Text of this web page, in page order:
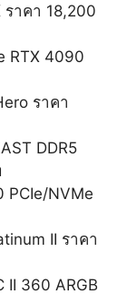
ราคา 18,200
RTX 4090
ราคา
DDR5
PCIe/NVMe
II ราคา
II 360 ARGB